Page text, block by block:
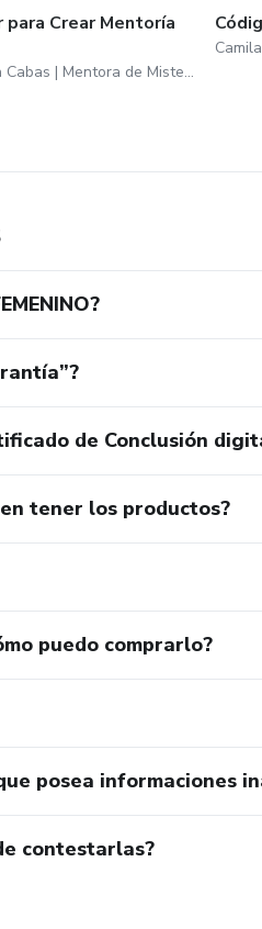
para Crear Mentoría
Camila Cabas | Mentora de Misterios Femeninos
de Conclusión
tener los productos?
puedo comprarlo?
posea informaciones
contestarlas?